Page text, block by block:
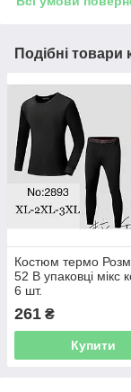
Подібні товари
Костюм термо
52 В упаковці мікс
6 шт.
261 ₴
Купити